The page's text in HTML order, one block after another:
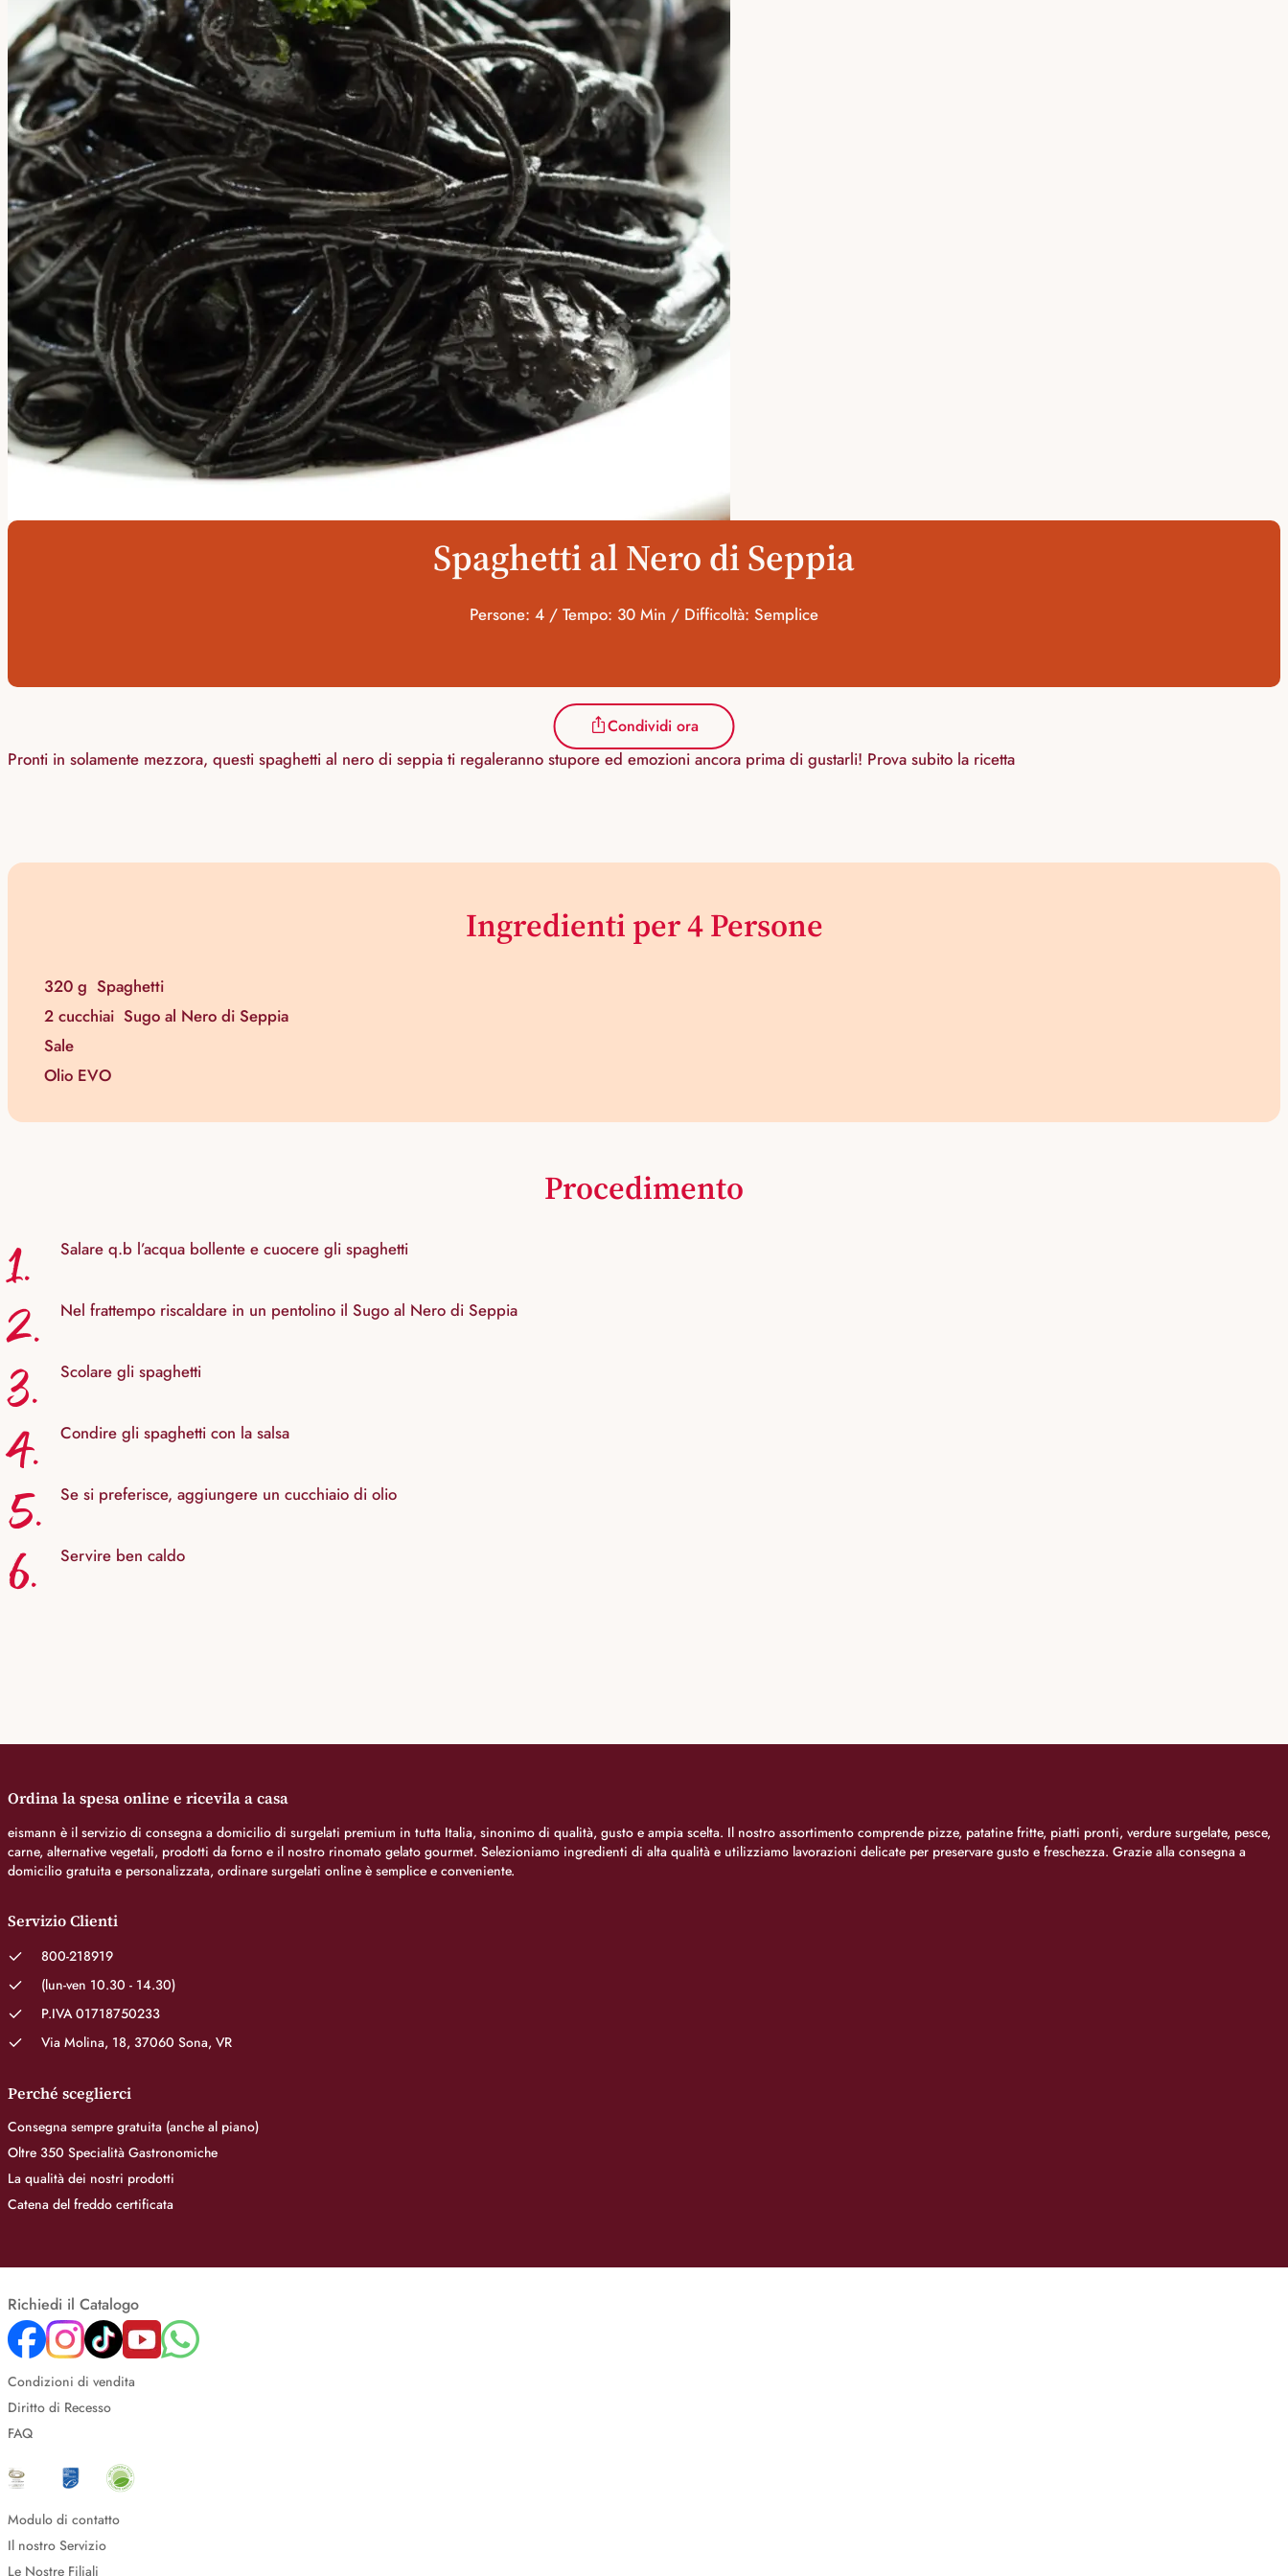
Spaghetti al Nero di Seppia
Persone: 4 / Tempo: 30 Min / Difficoltà: Semplice
Condividi ora
Pronti in solamente mezzora, questi spaghetti al nero di seppia ti regaleranno stupore ed emozioni ancora prima di gustarli! Prova subito la ricetta
Ingredienti per 4 Persone
320 g Spaghetti
2 cucchiai Sugo al Nero di Seppia
Sale
Olio EVO
Procedimento
1. Salare q.b l’acqua bollente e cuocere gli spaghetti
2. Nel frattempo riscaldare in un pentolino il Sugo al Nero di Seppia
3. Scolare gli spaghetti
4. Condire gli spaghetti con la salsa
5. Se si preferisce, aggiungere un cucchiaio di olio
6. Servire ben caldo
Ordina la spesa online e ricevila a casa
eismann è il servizio di consegna a domicilio di surgelati premium in tutta Italia, sinonimo di qualità, gusto e ampia scelta. Il nostro assortimento comprende pizze, patatine fritte, piatti pronti, verdure surgelate, pesce,
carne, alternative vegetali, prodotti da forno e il nostro rinomato gelato gourmet. Selezioniamo ingredienti di alta qualità e utilizziamo lavorazioni delicate per preservare gusto e freschezza. Grazie alla consegna a
domicilio gratuita e personalizzata, ordinare surgelati online è semplice e conveniente.
Servizio Clienti
800-218919
(lun-ven 10.30 - 14.30)
P.IVA 01718750233
Via Molina, 18, 37060 Sona, VR
Perché sceglierci
Consegna sempre gratuita (anche al piano)
Oltre 350 Specialità Gastronomiche
La qualità dei nostri prodotti
Catena del freddo certificata
Richiedi il Catalogo
Condizioni di vendita
Diritto di Recesso
FAQ
Modulo di contatto
Il nostro Servizio
Le Nostre Filiali